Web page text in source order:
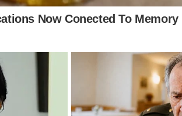
escurecer ou perder o aspecto
Em armários usados todos os dias,
longa, o melhor é colocar